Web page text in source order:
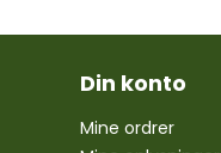
Din konto
Mine ordrer